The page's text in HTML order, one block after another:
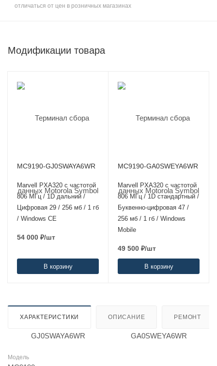
отличаться от цен в розничных магазинах
Модификации товара
MC9190-GJ0SWAYA6WR
Marvell PXA320 с частотой
806 МГц / 1D дальний /
Цифровая 29 / 256 мб / 1 гб
/ Windows CE
54 000 ₽/шт
В корзину
MC9190-GA0SWEYA6WR
Marvell PXA320 с частотой
806 МГц / 1D стандартный /
Буквенно-цифровая 47 /
256 мб / 1 гб / Windows
Mobile
49 500 ₽/шт
В корзину
ХАРАКТЕРИСТИКИ ОПИСАНИЕ РЕМОНТ
Модель